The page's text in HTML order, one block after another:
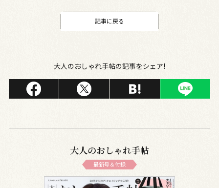
記事に戻る
大人のおしゃれ手帖の記事をシェア!
大人のおしゃれ手帖
最新号＆付録